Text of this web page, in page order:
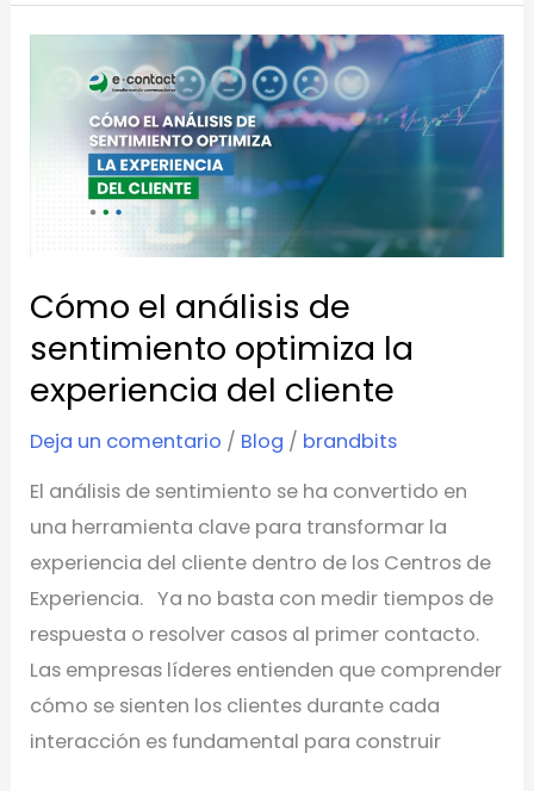
Cómo el análisis de
sentimiento optimiza la
experiencia del cliente
Deja un comentario / Blog / brandbits
El análisis de sentimiento se ha convertido en
una herramienta clave para transformar la
experiencia del cliente dentro de los Centros de
Experiencia. Ya no basta con medir tiempos de
respuesta o resolver casos al primer contacto.
Las empresas líderes entienden que comprender
cómo se sienten los clientes durante cada
interacción es fundamental para construir
análisis
sentimiento
experiencia
del